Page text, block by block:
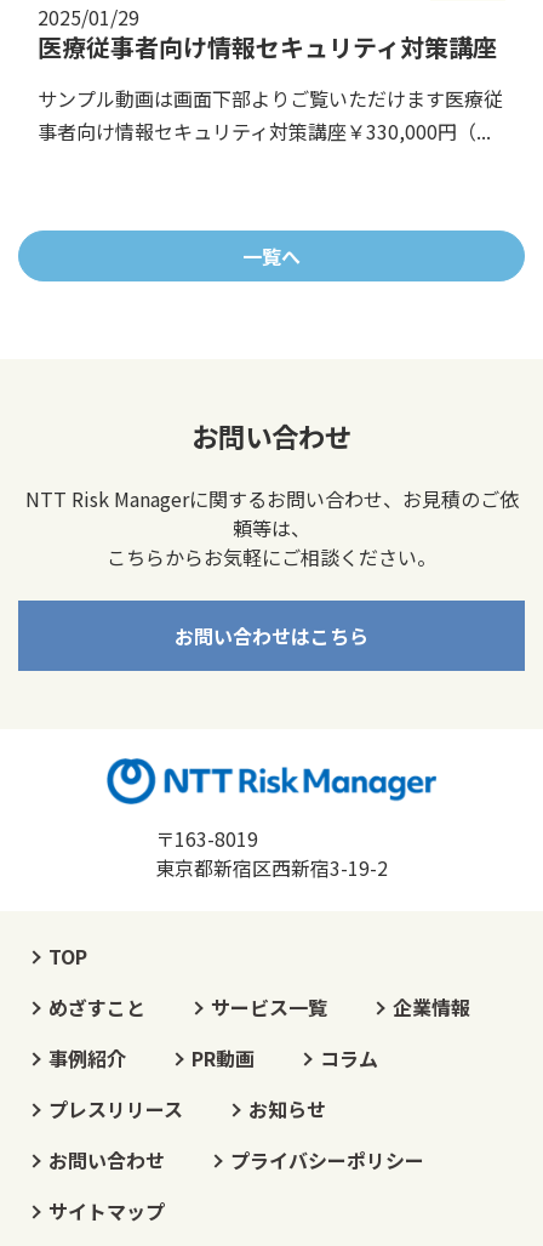
2025/01/29
医療従事者向け情報セキュリティ対策講座
サンプル動画は画面下部よりご覧いただけます医療従
事者向け情報セキュリティ対策講座￥330,000円（...
一覧へ
お問い合わせ
NTT Risk Managerに関するお問い合わせ、お見積のご依
頼等は、
こちらからお気軽にご相談ください。
お問い合わせはこちら
〒163-8019
東京都新宿区西新宿3-19-2
TOP
めざすこと
サービス一覧
企業情報
事例紹介
PR動画
コラム
プレスリリース
お知らせ
お問い合わせ
プライバシーポリシー
サイトマップ